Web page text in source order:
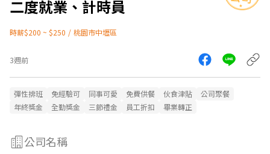
二度就業、計時員
時薪$200 ~ $250 / 桃園市中壢區
3週前
彈性排班 免經驗可 同事可愛 免費供餐 伙食津貼
公司聚餐
年終獎金
全勤獎金 三節禮金 員工折扣 畢業轉正
公司名稱